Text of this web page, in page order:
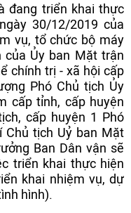
đang triển khai thực
30/12/2019 của
vụ, tổ chức bộ máy
của Ủy ban Mặt trận
chính trị - xã hội cấp
Phó Chủ tịch Ủy
cấp tỉnh, cấp huyện
cấp huyện 1 Phó
Chủ tịch Uỷ ban Mặt
Ban Dân vận sẽ
triển khai thực hiện
khai nhiệm vụ, dự
hình).